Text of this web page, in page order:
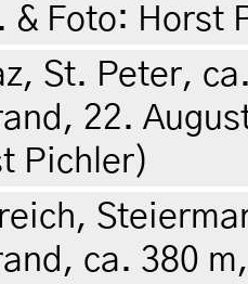
& Foto: Horst
St. Peter,
22.
Pichler)
ca. 380